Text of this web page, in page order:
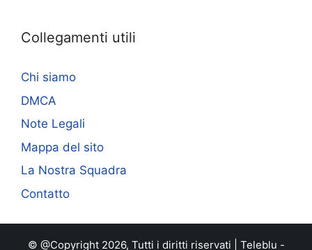
Collegamenti utili
Chi siamo
DMCA
Note Legali
Mappa del sito
La Nostra Squadra
Contatto
© @Copyright 2026, Tutti i diritti riservati | Teleblu -